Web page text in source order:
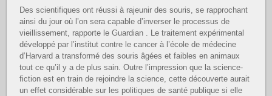
Des scientifiques ont réussi à rajeunir des souris, se rapprochant
ainsi du jour où l’on sera capable d’inverser le processus de
vieillissement, rapporte le Guardian . Le traitement expérimental
développé par l’institut contre le cancer à l’école de médecine
d’Harvard a transformé des souris âgées et faibles en animaux
tout ce qu’il y a de plus sain. Outre l’impression que la science-
fiction est en train de rejoindre la science, cette découverte aurait
un effet considérable sur les politiques de santé publique si elle